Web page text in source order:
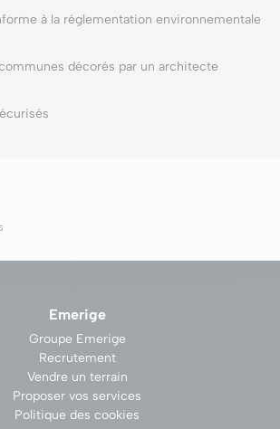
à la réglementation environnementale
décorés par un architecte
Emerige
Groupe Emerige
Recrutement
Vendre un terrain
Proposer vos services
Politique des cookies